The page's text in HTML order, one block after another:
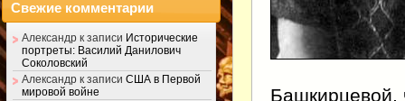
Башкирцевой,
Свежие комментарии
Александр к записи Исторические
портреты: Василий Данилович
Соколовский
Александр к записи США в Первой
мировой войне